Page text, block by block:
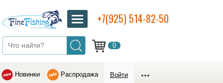
0
+7(925) 514-82-50
Новинки Распродажа Войти